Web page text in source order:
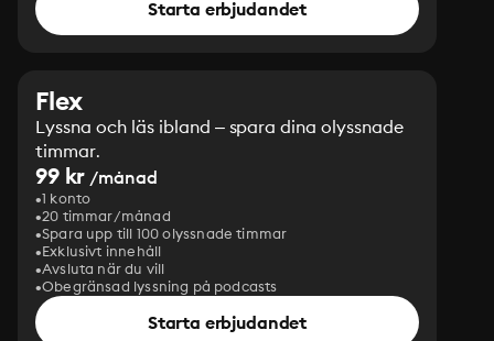
Starta erbjudandet
Flex
Lyssna och läs ibland – spara dina olyssnade
timmar.
99 kr /månad
1 konto
20 timmar/månad
Spara upp till 100 olyssnade timmar
Exklusivt innehåll
Avsluta när du vill
Obegränsad lyssning på podcasts
Starta erbjudandet